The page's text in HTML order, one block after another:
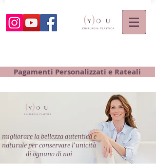
Pagamenti Personalizzati e Rateali
migliorare la bellezza autentica e
naturale per conservare l’unicità
di ognuno di noi